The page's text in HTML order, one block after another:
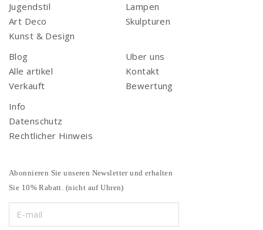
Jugendstil
Art Deco
Kunst & Design
Lampen
Skulpturen
Blog
Alle artikel
Verkauft
Uber uns
Kontakt
Bewertung
Info
Datenschutz
Rechtlicher Hinweis
Abonnieren Sie unseren Newsletter und erhalten
Sie 10% Rabatt. (nicht auf Uhren)